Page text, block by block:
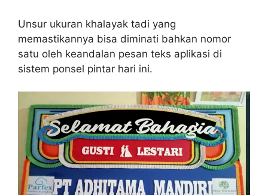
Unsur ukuran khalayak tadi yang
memastikannya bisa diminati bahkan nomor
satu oleh keandalan pesan teks aplikasi di
sistem ponsel pintar hari ini.